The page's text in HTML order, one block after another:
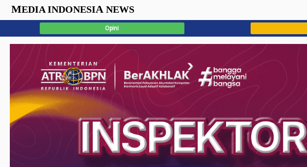
MEDIA INDONESIA NEWS
Opini